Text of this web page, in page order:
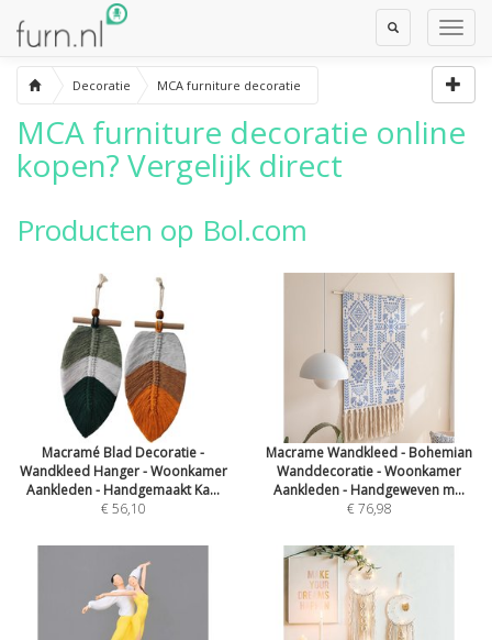
Toggle
Search
Decoratie MCA furniture decoratie
MCA furniture decoratie online
kopen? Vergelijk direct
Producten op Bol.com
Macramé Blad Decoratie -
Wandkleed Hanger - Woonkamer
Aankleden - Handgemaakt Ka...
€ 56,10
Macrame Wandkleed - Bohemian
Wanddecoratie - Woonkamer
Aankleden - Handgeweven m...
€ 76,98